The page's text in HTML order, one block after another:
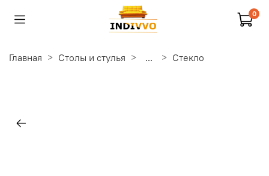
0
Главная Столы и стулья ... Стекло